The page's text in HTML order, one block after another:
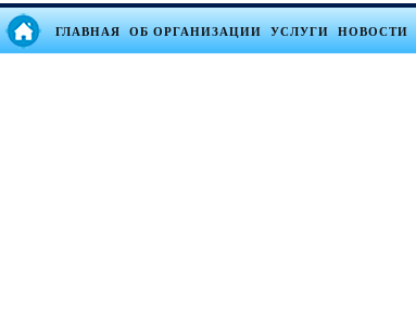
ГЛАВНАЯ ОБ ОРГАНИЗАЦИИ УСЛУГИ НОВОСТИ